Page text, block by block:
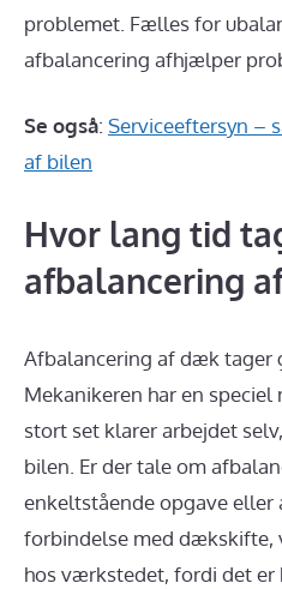
problemet. Fælles for
afbalancering afhjælper
Se også: Serviceeftersyn –
af bilen
Hvor lang tid
afbalancering
Afbalancering af dæk tager
Mekanikeren har en
stort set klarer arbejdet
bilen. Er der tale om
enkeltstående opgave
forbindelse med dækskifte,
hos værkstedet, fordi det er